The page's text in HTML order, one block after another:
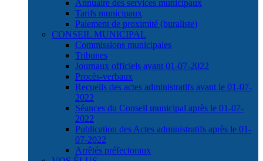
Annuaire des services municipaux
Tarifs municipaux
Paiement de proximité (buraliste)
CONSEIL MUNICIPAL
Commissions municipales
Tribunes
Journaux officiels avant 01-07-2022
Procès-verbaux
Recueils des actes administratifs avant le 01-07-
2022
Séances du Conseil municipal après le 01-07-
2022
Publication des Actes administratifs après le 01-
07-2022
Arrêtés préfectoraux